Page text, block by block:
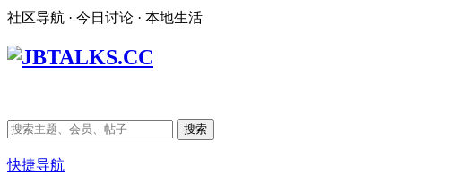
社区导航 · 今日讨论 · 本地生活
搜索
快捷导航